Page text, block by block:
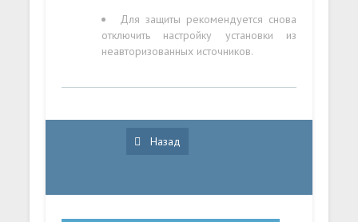
Для защиты рекомендуется снова
отключить настройку установки из
неавторизованных источников.
Назад